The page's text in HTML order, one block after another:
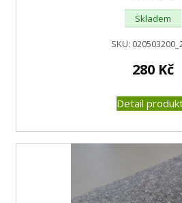
Skladem
SKU:
280 Kč
Detail